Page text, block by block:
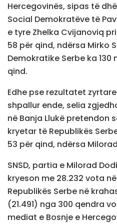
Hercegovinës, sipas të
Social Demokratëve të
e tyre Zhelka Cvijanoviq
58 për qind, ndërsa Mirko
Demokratike Serbe ka
qind.
Edhe pse rezultatet
shpallur ende, selia
në Banja Llukë pretendon
kryetar të Republikës
53 për qind, ndërsa
SNSD, partia e Milorad
kryeson me 28.232 vota
Republikës Serbe në
(21.491) nga 300 qendra
mediat e Bosnje e